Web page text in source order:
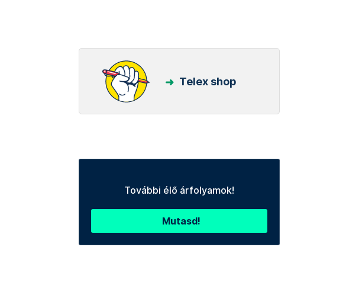
Telex shop
További élő árfolyamok!
Mutasd!